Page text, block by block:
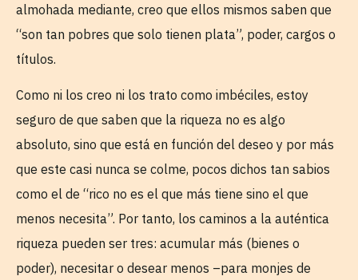
almohada mediante, creo que ellos mismos saben que
“son tan pobres que solo tienen plata”, poder, cargos o
títulos.
Como ni los creo ni los trato como imbéciles, estoy
seguro de que saben que la riqueza no es algo
absoluto, sino que está en función del deseo y por más
que este casi nunca se colme, pocos dichos tan sabios
como el de “rico no es el que más tiene sino el que
menos necesita”. Por tanto, los caminos a la auténtica
riqueza pueden ser tres: acumular más (bienes o
poder), necesitar o desear menos –para monjes de